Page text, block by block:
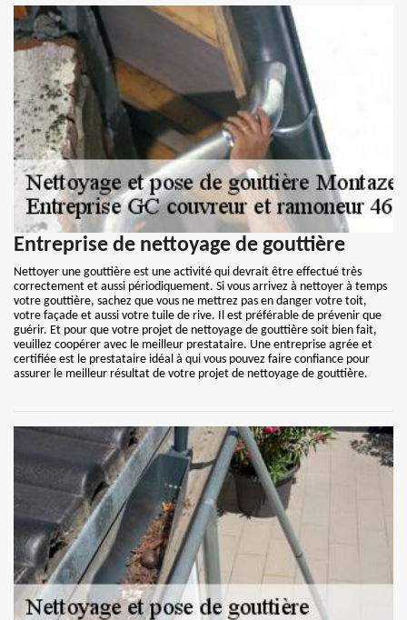
Entreprise de nettoyage de gouttière
Nettoyer une gouttière est une activité qui devrait être effectué très
correctement et aussi périodiquement. Si vous arrivez à nettoyer à temps
votre gouttière, sachez que vous ne mettrez pas en danger votre toit,
votre façade et aussi votre tuile de rive. Il est préférable de prévenir que
guérir. Et pour que votre projet de nettoyage de gouttière soit bien fait,
veuillez coopérer avec le meilleur prestataire. Une entreprise agrée et
certifiée est le prestataire idéal à qui vous pouvez faire confiance pour
assurer le meilleur résultat de votre projet de nettoyage de gouttière.